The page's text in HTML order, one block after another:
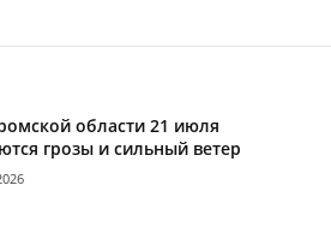
области 21 июля
грозы и сильный ветер